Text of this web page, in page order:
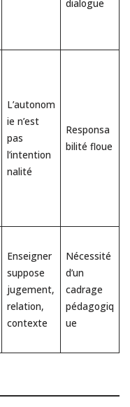
dialogue
L’autonom
ie n’est
pas
l’intention
nalité
Responsa
bilité floue
Enseigner
suppose
jugement,
relation,
contexte
Nécessité
d’un
cadrage
pédagogiq
ue